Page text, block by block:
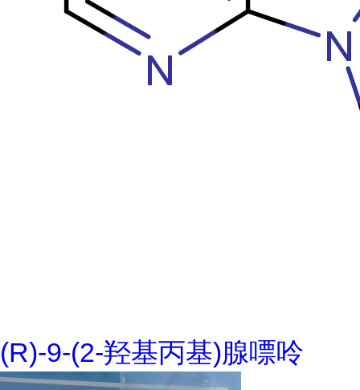
(R)-9-(2-羟基丙基)腺嘌呤